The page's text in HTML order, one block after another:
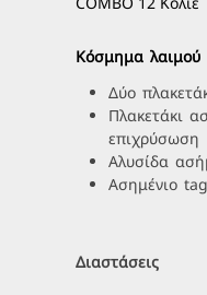
Κόσμημα λαιμού
Δύο
Πλακετάκι
επιχρύσωση
Αλυσίδα
Ασημένιο
Διαστάσεις